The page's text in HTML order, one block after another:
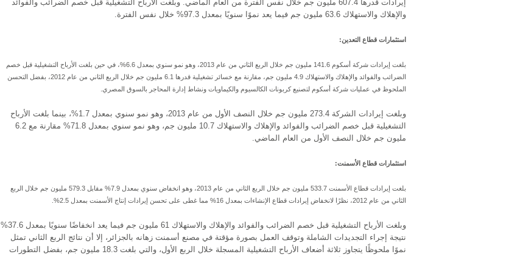
إيرادات قدرها 607.4 مليون جم خلال نفس الفترة من العام الماضي. وبلغت الأرباح التشغيلية قبل خصم الضرائب والفوائد
والإهلاك والاستهلاك 63.6 مليون جم فيما يعد نموًا سنويًا بمعدل 97.3% خلال نفس الفترة.
استثمارات قطاع التعدين:
بلغت إيرادات شركة أسكوم 141.6 مليون جم خلال الربع الثاني من عام 2013، وهو نمو سنوي بمعدل 6.6%، في حين بلغت الأرباح التشغيلية قبل خصم
الضرائب والفوائد والإهلاك والاستهلاك 4.9 مليون جم، مقارنة مع خسائر تشغيلية قدرها 6.1 مليون جم خلال الربع الثاني من عام 2012، بفضل التحسن
الملحوظ في عمليات شركة أسكوم لتصنيع كربونات الكالسيوم والكيماويات ونشاط إدارة المحاجر بالسوق المصري.
وبلغت إيرادات الشركة 273.4 مليون جم خلال النصف الأول من عام 2013، وهو نمو سنوي بمعدل 1.7%، بينما بلغت الأرباح
التشغيلية قبل خصم الضرائب والفوائد والإهلاك والاستهلاك 10.7 مليون جم، وهو نمو سنوي بمعدل 71.8% مقارنة مع 6.2
مليون جم خلال النصف الأول من العام الماضي.
استثمارات قطاع الأسمنت:
بلغت إيرادات قطاع الأسمنت 533.7 مليون جم خلال الربع الثاني من عام 2013، وهو انخفاض سنوي بمعدل 7.9% مقابل 579.3 مليون جم خلال الربع
الثاني من عام 2012، نظرًا لانخفاض إيرادات قطاع الإنشاءات بمعدل 16% مما غطى على تحسن إيرادات إنتاج الأسمنت بمعدل 2.5%.
وبلغت الأرباح التشغيلية قبل خصم الضرائب والفوائد والإهلاك والاستهلاك 61 مليون جم فيما يعد انخفاضًا سنويًا بمعدل 37.6%
نتيجة إجراء التجديدات الشاملة وتوقف العمل بصورة مؤقتة في مصنع أسمنت زهانه بالجزائر، إلا أن نتائج الربع الثاني تمثل
نموًا ملحوظًا يتجاوز ثلاثة أضعاف الأرباح التشغيلية المسجلة خلال الربع الأول، والتي بلغت 18.3 مليون جم، بفضل التطورات